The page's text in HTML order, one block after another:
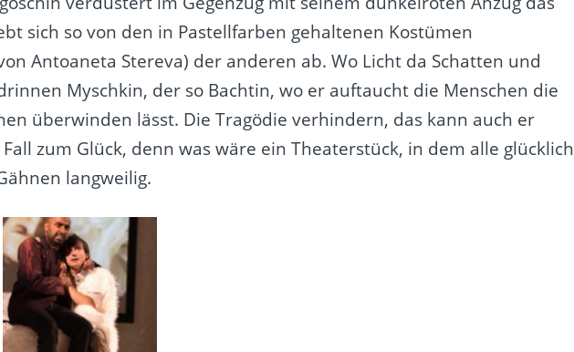
sich so von den in Pastellfarben gehaltenen Kostümen
Antoaneta Stereva) der anderen ab. Wo Licht da Schatten und
Myschkin, der so Bachtin, wo er auftaucht die Menschen die
überwinden lässt. Die Tragödie verhindern, das kann auch er
zum Glück, denn was wäre ein Theaterstück, in dem alle glücklich
langweilig.